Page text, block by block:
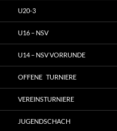
U20-3
U16 – NSV
U14 – NSV VORRUNDE
OFFENE TURNIERE
VEREINSTURNIERE
JUGENDSCHACH